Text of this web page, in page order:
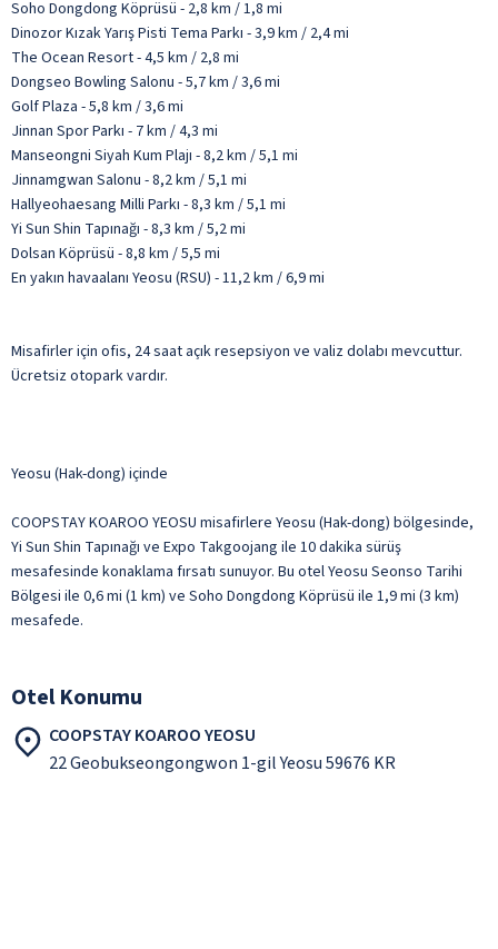
Soho Dongdong Köprüsü - 2,8 km / 1,8 mi
Dinozor Kızak Yarış Pisti Tema Parkı - 3,9 km / 2,4 mi
The Ocean Resort - 4,5 km / 2,8 mi
Dongseo Bowling Salonu - 5,7 km / 3,6 mi
Golf Plaza - 5,8 km / 3,6 mi
Jinnan Spor Parkı - 7 km / 4,3 mi
Manseongni Siyah Kum Plajı - 8,2 km / 5,1 mi
Jinnamgwan Salonu - 8,2 km / 5,1 mi
Hallyeohaesang Milli Parkı - 8,3 km / 5,1 mi
Yi Sun Shin Tapınağı - 8,3 km / 5,2 mi
Dolsan Köprüsü - 8,8 km / 5,5 mi
En yakın havaalanı Yeosu (RSU) - 11,2 km / 6,9 mi
Misafirler için ofis, 24 saat açık resepsiyon ve valiz dolabı mevcuttur.
Ücretsiz otopark vardır.
Yeosu (Hak-dong) içinde
COOPSTAY KOAROO YEOSU misafirlere Yeosu (Hak-dong) bölgesinde,
Yi Sun Shin Tapınağı ve Expo Takgoojang ile 10 dakika sürüş
mesafesinde konaklama fırsatı sunuyor. Bu otel Yeosu Seonso Tarihi
Bölgesi ile 0,6 mi (1 km) ve Soho Dongdong Köprüsü ile 1,9 mi (3 km)
mesafede.
Otel Konumu
COOPSTAY KOAROO YEOSU
22 Geobukseongongwon 1-gil Yeosu 59676 KR